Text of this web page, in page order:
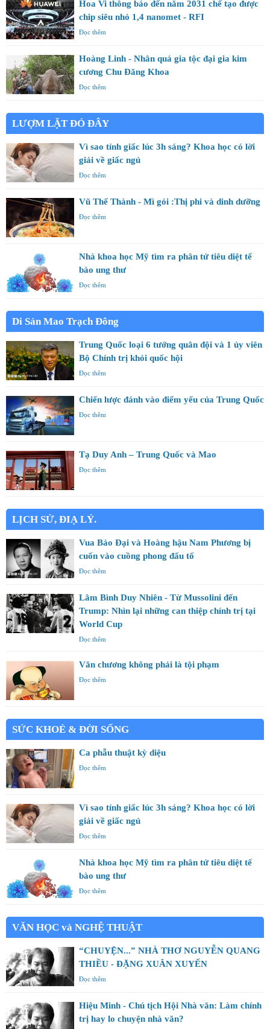
Hoa Vi thông báo đến năm 2031 chế tạo được
chip siêu nhỏ 1,4 nanomet - RFI
Đọc thêm
Hoàng Linh - Nhân quả gia tộc đại gia kim
cương Chu Đăng Khoa
Đọc thêm
LƯỢM LẶT ĐÓ ĐÂY
Vì sao tỉnh giấc lúc 3h sáng? Khoa học có lời
giải về giấc ngủ
Đọc thêm
Vũ Thế Thành - Mì gói :Thị phi và dinh dưỡng
Đọc thêm
Nhà khoa học Mỹ tìm ra phân tử tiêu diệt tế
bào ung thư
Đọc thêm
Di Sản Mao Trạch Đông
Trung Quốc loại 6 tướng quân đội và 1 ủy viên
Bộ Chính trị khỏi quốc hội
Đọc thêm
Chiến lược đánh vào điểm yếu của Trung Quốc
Đọc thêm
Tạ Duy Anh – Trung Quốc và Mao
Đọc thêm
LỊCH SỬ, ĐIẠ LÝ.
Vua Bảo Đại và Hoàng hậu Nam Phương bị
cuốn vào cuồng phong đấu tố
Đọc thêm
Lâm Bình Duy Nhiên - Từ Mussolini đến
Trump: Nhìn lại những can thiệp chính trị tại
World Cup
Đọc thêm
Văn chương không phải là tội phạm
Đọc thêm
SỨC KHOẺ & ĐỜI SỐNG
Ca phẫu thuật kỳ diệu
Đọc thêm
Vì sao tỉnh giấc lúc 3h sáng? Khoa học có lời
giải về giấc ngủ
Đọc thêm
Nhà khoa học Mỹ tìm ra phân tử tiêu diệt tế
bào ung thư
Đọc thêm
VĂN HỌC và NGHỆ THUẬT
“CHUYỆN...” NHÀ THƠ NGUYỄN QUANG
THIỀU - ĐẶNG XUÂN XUYẾN
Đọc thêm
Hiệu Minh - Chú tịch Hội Nhà văn: Làm chính
trị hay lo chuyện nhà văn?